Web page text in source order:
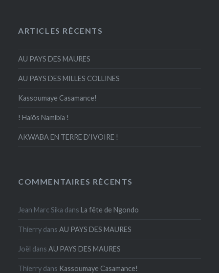
ARTICLES RÉCENTS
AU PAYS DES MAURES
AU PAYS DES MILLES COLLINES
Kassoumaye Casamance!
! Haiôs Namibia !
AKWABA EN TERRE D’IVOIRE !
COMMENTAIRES RÉCENTS
Jean Marc Sika dansLa fête de Ngondo
Thierry dansAU PAYS DES MAURES
Joël dansAU PAYS DES MAURES
Thierry dans Kassoumaye Casamance!